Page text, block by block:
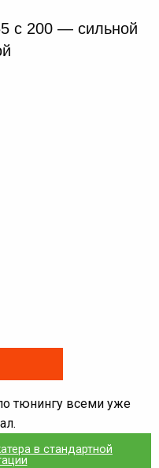
с 200 — сильной
тюнингу всеми уже
в стандартной